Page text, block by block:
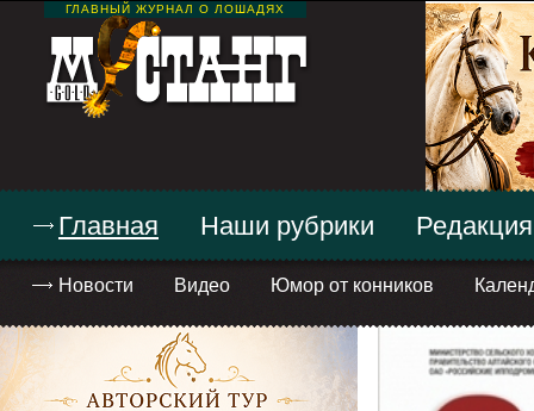
ГЛАВНЫЙ ЖУРНАЛ О ЛОШАДЯХ
Главная
Новости Видео Юмор от конников
Наши рубрики Редакция